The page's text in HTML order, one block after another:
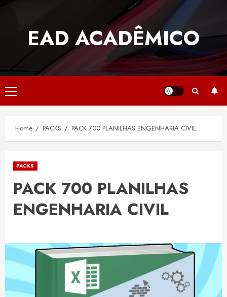
EAD ACADÊMICO
Primary
Menu
Home PACKS PACK 700 PLANILHAS ENGENHARIA CIVIL
PACKS
PACK 700 PLANILHAS
ENGENHARIA CIVIL